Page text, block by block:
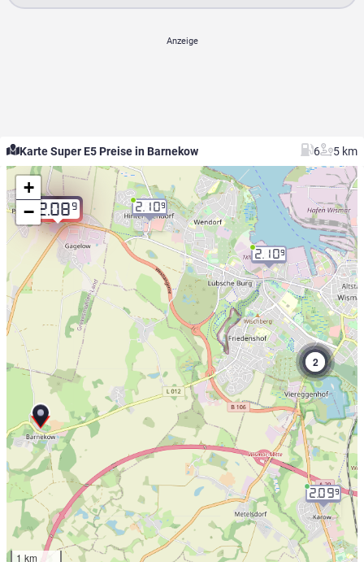
Karte Super E5 Preise in Barnekow 6 5 km
2.089 2.109
2.099
2.109
2
+
−
1 km